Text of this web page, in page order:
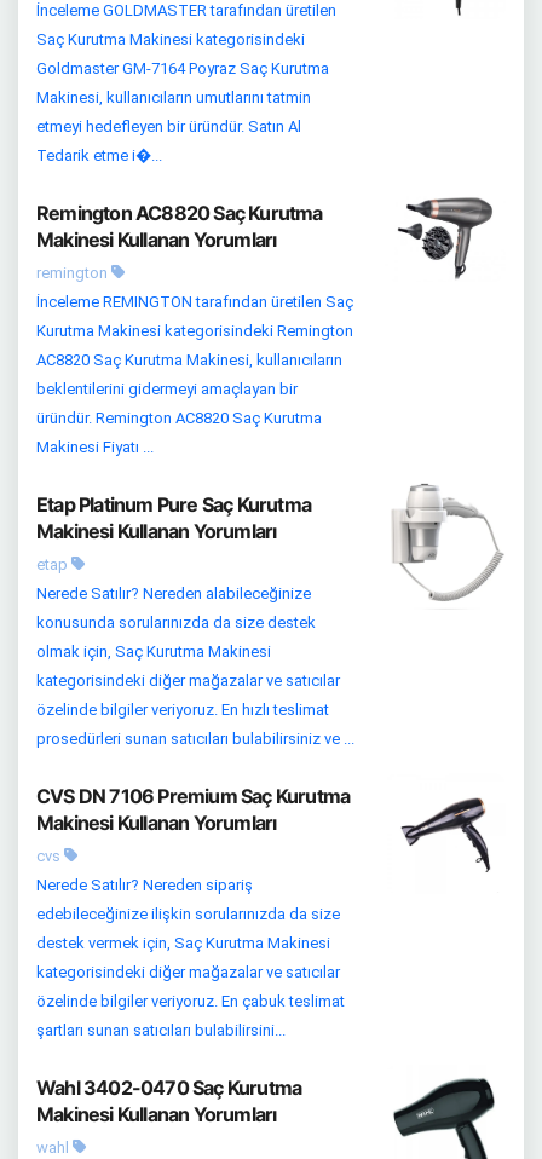
İnceleme GOLDMASTER tarafından üretilen
Saç Kurutma Makinesi kategorisindeki
Goldmaster GM-7164 Poyraz Saç Kurutma
Makinesi, kullanıcıların umutlarını tatmin
etmeyi hedefleyen bir üründür. Satın Al
Tedarik etme i�...
Remington AC8820 Saç Kurutma
Makinesi Kullanan Yorumları
remington
İnceleme REMINGTON tarafından üretilen Saç
Kurutma Makinesi kategorisindeki Remington
AC8820 Saç Kurutma Makinesi, kullanıcıların
beklentilerini gidermeyi amaçlayan bir
üründür. Remington AC8820 Saç Kurutma
Makinesi Fiyatı ...
Etap Platinum Pure Saç Kurutma
Makinesi Kullanan Yorumları
etap
Nerede Satılır? Nereden alabileceğinize
konusunda sorularınızda da size destek
olmak için, Saç Kurutma Makinesi
kategorisindeki diğer mağazalar ve satıcılar
özelinde bilgiler veriyoruz. En hızlı teslimat
prosedürleri sunan satıcıları bulabilirsiniz ve ...
CVS DN 7106 Premium Saç Kurutma
Makinesi Kullanan Yorumları
cvs
Nerede Satılır? Nereden sipariş
edebileceğinize ilişkin sorularınızda da size
destek vermek için, Saç Kurutma Makinesi
kategorisindeki diğer mağazalar ve satıcılar
özelinde bilgiler veriyoruz. En çabuk teslimat
şartları sunan satıcıları bulabilirsini...
Wahl 3402-0470 Saç Kurutma
Makinesi Kullanan Yorumları
wahl